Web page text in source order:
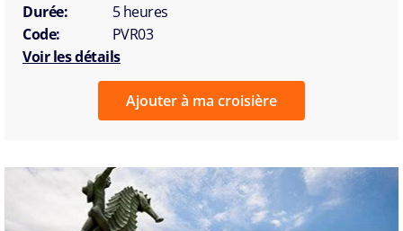
Durée:
5 heures
Code:
PVR03
Voir les détails
Ajouter à ma croisière